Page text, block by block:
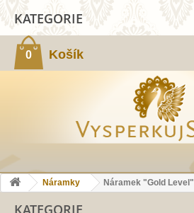
0 Košík
KATEGORIE
Náramky Náramek "Gold Level"
KATEGORIE